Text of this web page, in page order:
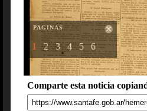
PAGINAS
1 2 3 4 5 6
Comparte esta noticia